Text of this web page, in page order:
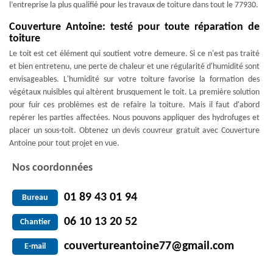
l’entreprise la plus qualifié pour les travaux de toiture dans tout le 77930.
Couverture Antoine: testé pour toute réparation de
toiture
Le toit est cet élément qui soutient votre demeure. Si ce n'est pas traité
et bien entretenu, une perte de chaleur et une régularité d'humidité sont
envisageables. L'humidité sur votre toiture favorise la formation des
végétaux nuisibles qui altèrent brusquement le toit. La première solution
pour fuir ces problèmes est de refaire la toiture. Mais il faut d'abord
repérer les parties affectées. Nous pouvons appliquer des hydrofuges et
placer un sous-toit. Obtenez un devis couvreur gratuit avec Couverture
Antoine pour tout projet en vue.
Nos coordonnées
Bureau 01 89 43 01 94
Chantier 06 10 13 20 52
E-mail couvertureantoine77@gmail.com